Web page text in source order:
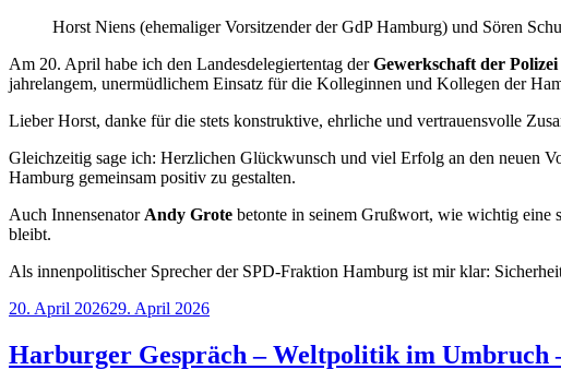
Horst Niens (ehemaliger Vorsitzender der GdP Hamburg) und Sören
Am 20. April habe ich den Landesdelegiertentag derGewerkschaft der
jahrelangem, unermüdlichem Einsatz für die Kolleginnen und Kollegen der
Lieber Horst, danke für die stets konstruktive, ehrliche und vertrauensvolle
Gleichzeitig sage ich: Herzlichen Glückwunsch und viel Erfolg an den neuen
Hamburg gemeinsam positiv zu gestalten.
Auch Innensenator Andy Grote betonte in seinem Grußwort, wie wichtig eine
bleibt.
Als innenpolitischer Sprecher der SPD-Fraktion Hamburg ist mir klar:
Veröffentlicht
20. April 202629. April 2026
Harburger Gespräch – Weltpolitik im Umbruch